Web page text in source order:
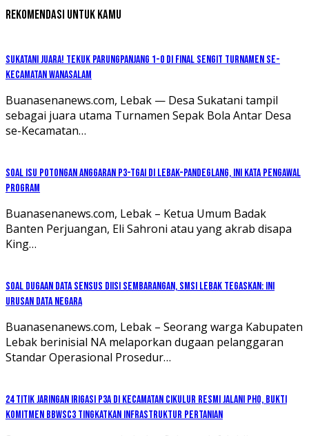
Rekomendasi untuk kamu
Sukatani Juara! Tekuk Parungpanjang 1-0 di Final Sengit Turnamen se-
Kecamatan Wanasalam
Buanasenanews.com, Lebak — Desa Sukatani tampil
sebagai juara utama Turnamen Sepak Bola Antar Desa
se-Kecamatan…
Soal Isu Potongan Anggaran P3-TGAI di Lebak-Pandeglang, Ini Kata Pengawal
Program
Buanasenanews.com, Lebak – Ketua Umum Badak
Banten Perjuangan, Eli Sahroni atau yang akrab disapa
King…
Soal Dugaan Data Sensus Diisi Sembarangan, SMSI Lebak Tegaskan: Ini
Urusan Data Negara
Buanasenanews.com, Lebak – Seorang warga Kabupaten
Lebak berinisial NA melaporkan dugaan pelanggaran
Standar Operasional Prosedur…
24 Titik Jaringan Irigasi P3A di Kecamatan Cikulur Resmi Jalani PHO, Bukti
Komitmen BBWSC3 Tingkatkan Infrastruktur Pertanian